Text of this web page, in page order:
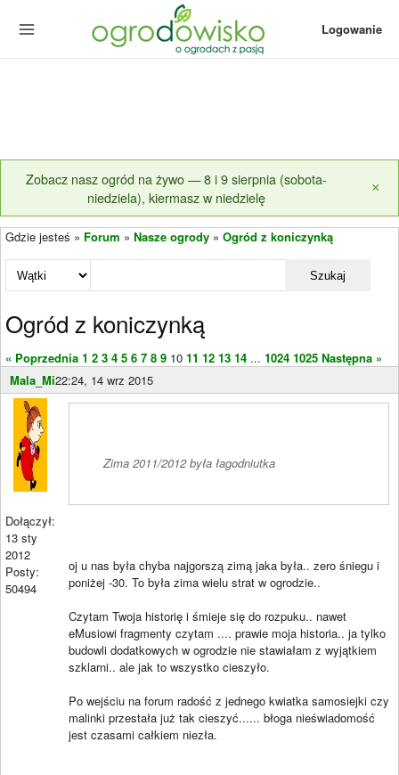
Logowanie
Zobacz nasz ogród na żywo — 8 i 9 sierpnia (sobota-
niedziela), kiermasz w niedzielę
×
Gdzie jesteś » Forum » Nasze ogrody » Ogród z koniczynką
Szukaj
Ogród z koniczynką
« Poprzednia 1 2 3 4 5 6 7 8 9 10 11 12 13 14 ... 1024 1025 Następna »
Mala_Mi22:24, 14 wrz 2015
Dołączył:
13 sty
2012
Posty:
50494
Zima 2011/2012 była łagodniutka
oj u nas była chyba najgorszą zimą jaka była.. zero śniegu i
poniżej -30. To była zima wielu strat w ogrodzie..
Czytam Twoja historię i śmieje się do rozpuku.. nawet
eMusiowi fragmenty czytam .... prawie moja historia.. ja tylko
budowli dodatkowych w ogrodzie nie stawiałam z wyjątkiem
szklarni.. ale jak to wszystko cieszyło.
Po wejściu na forum radość z jednego kwiatka samosiejki czy
malinki przestała już tak cieszyć...... błoga nieświadomość
jest czasami całkiem niezła.